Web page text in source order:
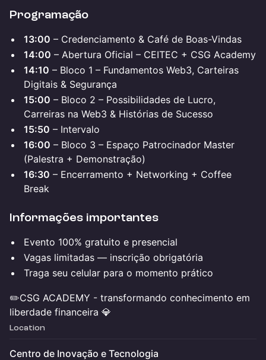
Programação
13:00 – Credenciamento & Café de Boas-Vindas
14:00 – Abertura Oficial – CEITEC + CSG Academy
14:10 – Bloco 1 – Fundamentos Web3, Carteiras
Digitais & Segurança
15:00 – Bloco 2 – Possibilidades de Lucro,
Carreiras na Web3 & Histórias de Sucesso
15:50 – Intervalo
16:00 – Bloco 3 – Espaço Patrocinador Master
(Palestra + Demonstração)
16:30 – Encerramento + Networking + Coffee
Break
Informações importantes
Evento 100% gratuito e presencial
Vagas limitadas — inscrição obrigatória
Traga seu celular para o momento prático
✏️CSG ACADEMY - transformando conhecimento em
liberdade financeira 💎
Location
Centro de Inovação e Tecnologia